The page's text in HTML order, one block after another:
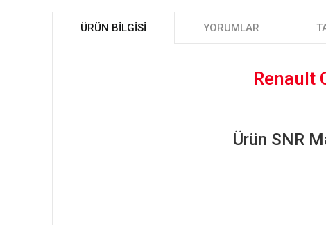
ÜRÜN BILGISI YORUMLAR
Renault
Ürün SNR